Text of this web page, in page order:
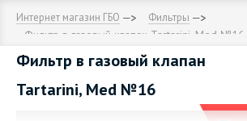
Интернет магазин ГБО Фильтры
Фильтр в газовый клапан Tartarini, Med №16
Фильтр в газовый клапан
Tartarini, Med №16